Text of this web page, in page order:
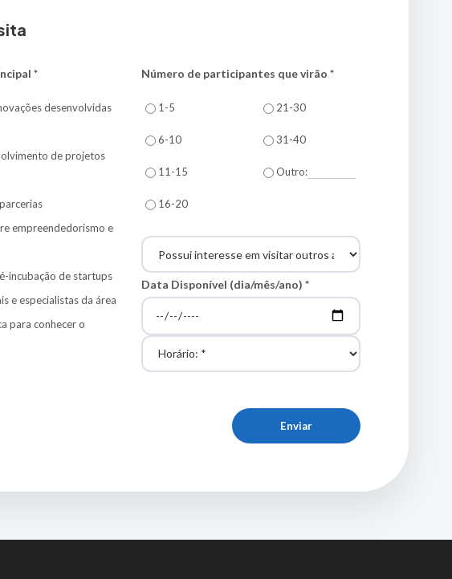
*
desenvolvidas
de projetos
empreendedorismo e
incubação de startups
e especialistas da área
para conhecer o
Número de participantes que virão *
1-5 21-30
6-10 31-40
11-15 Outro:
16-20
Data Disponível (dia/mês/ano) *
Enviar